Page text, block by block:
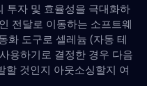
투자 및 효율성을 극대화하
전달로 이동하는 소프트웨
화 도구로 셀레늄 (자동 테
용하기로 결정한 경우 다음
할 것인지 아웃소싱할지 여